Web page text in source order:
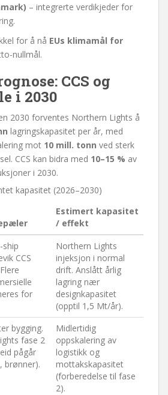
– integrerte verdikjeder for
for å nå EUs klimamål for
nullmål.
CCS og
i 2030
2030 forventes Northern Lights å
lagringskapasitet per år, med
mot 10 mill. tonn ved sterk
CCS kan bidra med 10–15 % av
i 2030.
kapasitet (2026–2030)
Estimert kapasitet
/ effekt
ship
CCS
for
Northern Lights
injeksjon i normal
drift. Anslått årlig
lagring nær
designkapasitet
(opptil 1,5 Mt/år).
bygging.
fase 2
pågår
brønner).
Midlertidig
oppskalering av
logistikk og
mottakskapasitet
(forberedelse til fase
2).